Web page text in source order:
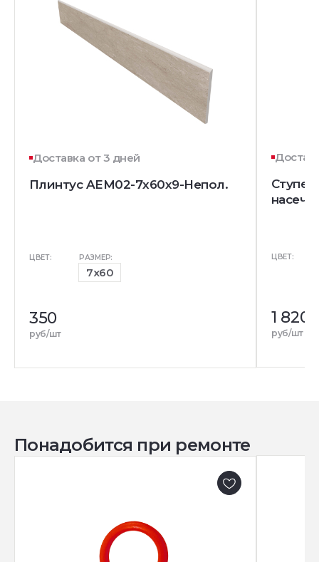
Доставка от 3 дней
Плинтус AEM02-7x60x9-Непол.
ЦВЕТ: РАЗМЕР:
7x60
350
руб/шт
ЦВЕТ:
1 820
руб/шт
Понадобится при ремонте